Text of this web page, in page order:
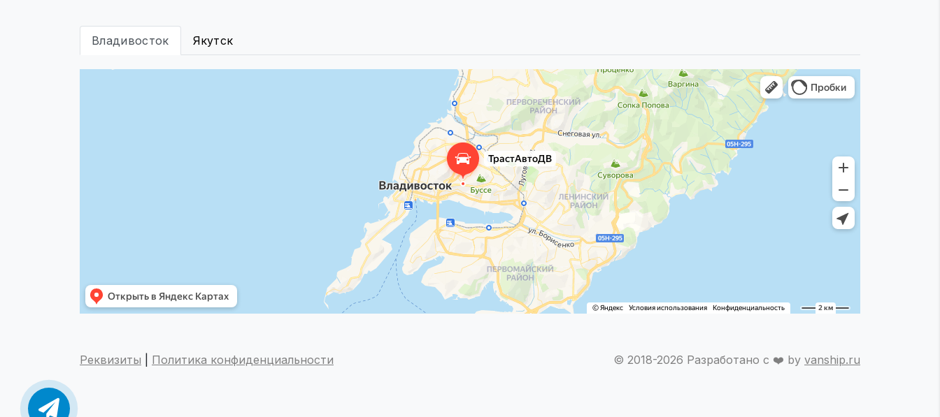
Владивосток Якутск
Реквизиты Политика конфиденциальности © 2018-2026 Разработано с ❤️ by vanship.ru